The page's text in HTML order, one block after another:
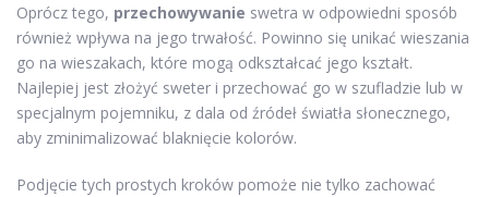
Oprócz tego, przechowywanie swetra w odpowiedni sposób
również wpływa na jego trwałość. Powinno się unikać wieszania
go na wieszakach, które mogą odkształcać jego kształt.
Najlepiej jest złożyć sweter i przechować go w szufladzie lub w
specjalnym pojemniku, z dala od źródeł światła słonecznego,
aby zminimalizować blaknięcie kolorów.
Podjęcie tych prostych kroków pomoże nie tylko zachować